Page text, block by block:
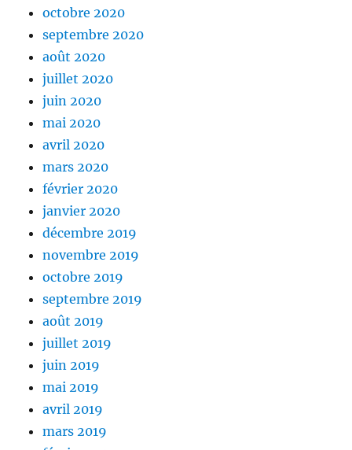
octobre 2020
septembre 2020
août 2020
juillet 2020
juin 2020
mai 2020
avril 2020
mars 2020
février 2020
janvier 2020
décembre 2019
novembre 2019
octobre 2019
septembre 2019
août 2019
juillet 2019
juin 2019
mai 2019
avril 2019
mars 2019